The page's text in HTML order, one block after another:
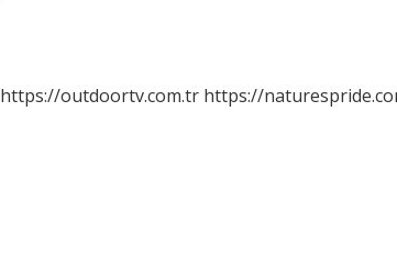
https://outdoortv.com.tr https://